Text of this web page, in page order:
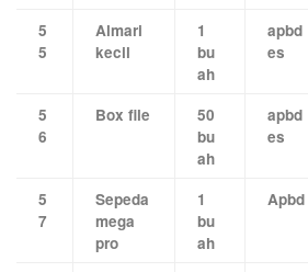
5
5
Almari
kecil
1
bu
ah
apbd
es
5
6
Box file
50
bu
ah
apbd
es
5
7
Sepeda
mega
pro
1
bu
ah
Apbd